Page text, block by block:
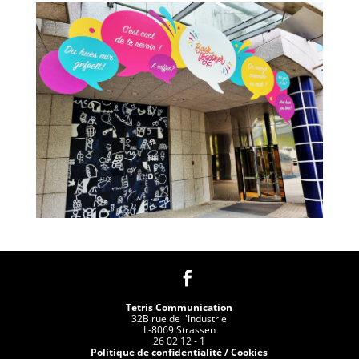
Tetris Communication
32B rue de l'Industrie
L-8069 Strassen
26 02 12 - 1
Politique de confidentialité/ Cookies